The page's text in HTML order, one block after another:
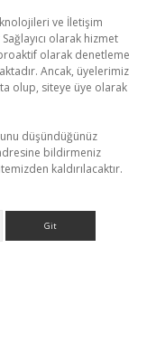
ve İletişim
olarak hizmet
olarak denetleme
Ancak, üyelerimiz
olup, siteye üye olarak
düşündüğünüz
bildirmeniz
kaldırılacaktır.